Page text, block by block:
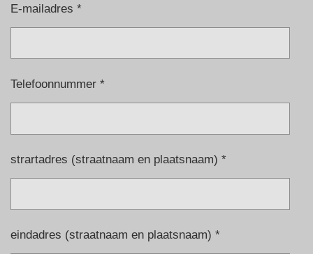
E-mailadres *
Telefoonnummer *
strartadres (straatnaam en plaatsnaam) *
eindadres (straatnaam en plaatsnaam) *